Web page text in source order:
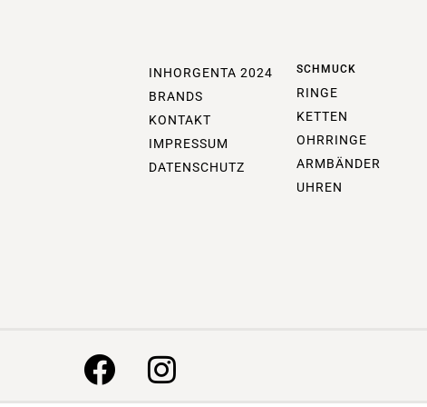
INHORGENTA 2024
BRANDS
KONTAKT
IMPRESSUM
DATENSCHUTZ
SCHMUCK
RINGE
KETTEN
OHRRINGE
ARMBÄNDER
UHREN